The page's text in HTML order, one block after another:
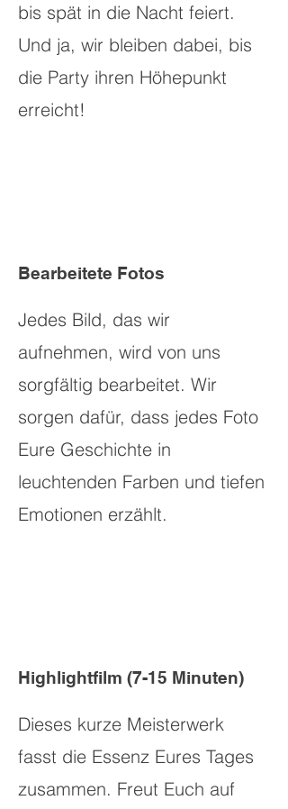
bis spät in die Nacht feiert.
Und ja, wir bleiben dabei, bis
die Party ihren Höhepunkt
erreicht!
Bearbeitete Fotos
Jedes Bild, das wir
aufnehmen, wird von uns
sorgfältig bearbeitet. Wir
sorgen dafür, dass jedes Foto
Eure Geschichte in
leuchtenden Farben und tiefen
Emotionen erzählt.
Highlightfilm (7-15 Minuten)
Dieses kurze Meisterwerk
fasst die Essenz Eures Tages
zusammen. Freut Euch auf